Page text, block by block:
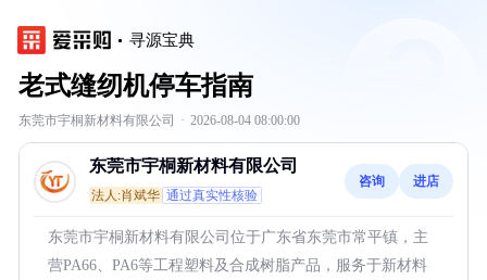
寻源宝典
老式缝纫机停车指南
东莞市宇桐新材料有限公司 · 2026-08-04 08:00:00
东莞市宇桐新材料有限公司
法人:肖斌华 通过真实性核验
咨询 进店
东莞市宇桐新材料有限公司位于广东省东莞市常平镇，主
营PA66、PA6等工程塑料及合成树脂产品，服务于新材料